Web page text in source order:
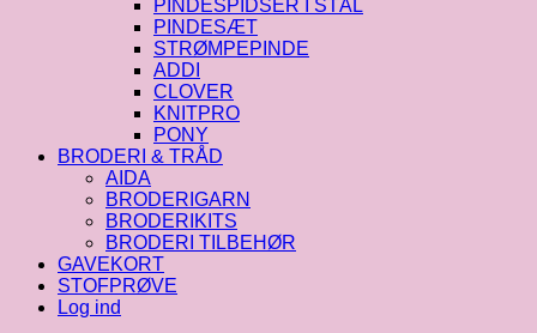
PINDESPIDSER I STÅL
PINDESÆT
STRØMPEPINDE
ADDI
CLOVER
KNITPRO
PONY
BRODERI & TRÅD
AIDA
BRODERIGARN
BRODERIKITS
BRODERI TILBEHØR
GAVEKORT
STOFPRØVE
Log ind